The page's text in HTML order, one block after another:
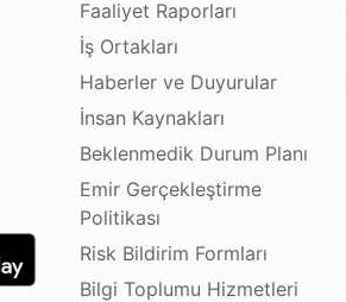
Faaliyet Raporları
İş Ortakları
Haberler ve Duyurular
İnsan Kaynakları
Beklenmedik Durum Planı
Emir Gerçekleştirme
Politikası
Risk Bildirim Formları
Bilgi Toplumu Hizmetleri